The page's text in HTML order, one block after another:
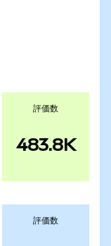
評価数
483.8K
評価数